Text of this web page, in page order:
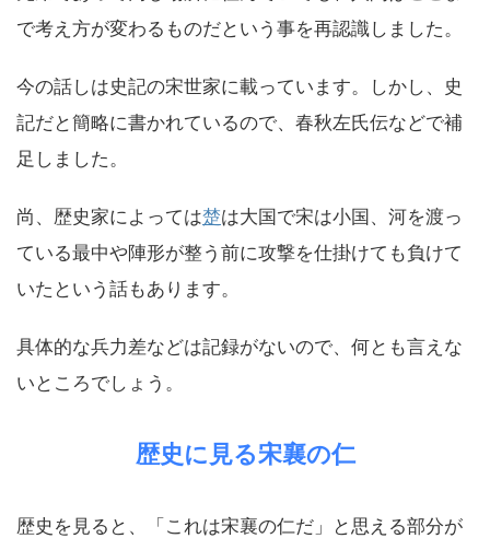
で考え方が変わるものだという事を再認識しました。
今の話しは史記の宋世家に載っています。しかし、史
記だと簡略に書かれているので、春秋左氏伝などで補
足しました。
尚、歴史家によっては楚は大国で宋は小国、河を渡っ
ている最中や陣形が整う前に攻撃を仕掛けても負けて
いたという話もあります。
具体的な兵力差などは記録がないので、何とも言えな
いところでしょう。
歴史に見る宋襄の仁
歴史を見ると、「これは宋襄の仁だ」と思える部分が